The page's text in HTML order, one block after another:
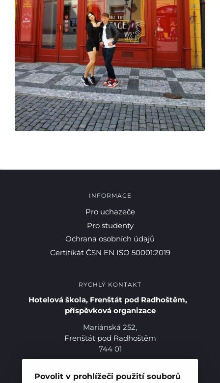
Povolit v prohlížeči použití souborů
Pro uchazeče
INFORMACE
Pro uchazeče
Pro studenty
Ochrana osobních údajů
Certifikát ČSN EN ISO 50001:2019
RYCHLÝ KONTAKT
Hotelová škola, Frenštát pod Radhoštěm,
příspěvková organizace
Mariánská 252,
Frenštát pod Radhoštěm
744 01
E-mail:sekretariat@hotelovkafren.cz